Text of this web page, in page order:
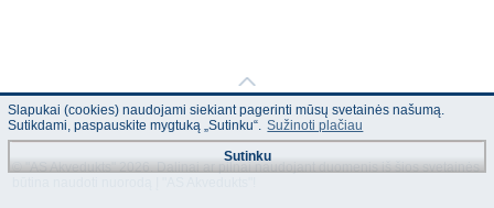
© "AS Akvedukts" 2026. Dalinai ar pilnai naudojant duomenis iš šios svetainės
Slapukai (cookies) naudojami siekiant pagerinti mūsų svetainės našumą.
Sutikdami, paspauskite mygtuką „Sutinku“. Sužinoti plačiau
Sutinku